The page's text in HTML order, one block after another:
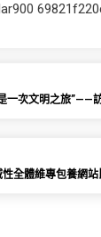
一次文明之旅”——
全體維專包養網站